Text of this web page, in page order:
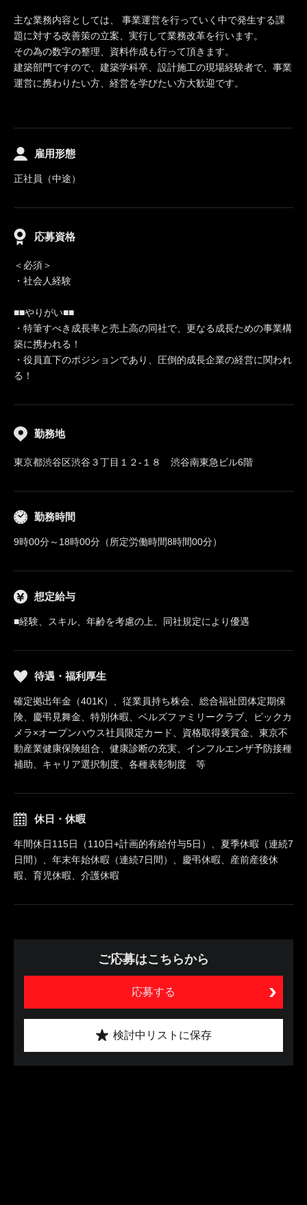
主な業務内容としては、 事業運営を行っていく中で発生する課
題に対する改善策の立案、実行して業務改革を行います。
その為の数字の整理、資料作成も行って頂きます。
建築部門ですので、建築学科卒、設計施工の現場経験者で、事業
運営に携わりたい方、経営を学びたい方大歓迎です。
雇用形態
正社員（中途）
応募資格
＜必須＞
・社会人経験
■■やりがい■■
・特筆すべき成長率と売上高の同社で、更なる成長ための事業構
築に携われる！
・役員直下のポジションであり、圧倒的成長企業の経営に関われ
る！
勤務地
東京都渋谷区渋谷３丁目１２-１８ 渋谷南東急ビル6階
勤務時間
9時00分～18時00分（所定労働時間8時間00分）
想定給与
■経験、スキル、年齢を考慮の上、同社規定により優遇
待遇・福利厚生
確定拠出年金（401K）、従業員持ち株会、総合福祉団体定期保
険、慶弔見舞金、特別休暇、ベルズファミリークラブ、ビックカ
メラ×オープンハウス社員限定カード、資格取得褒賞金、東京不
動産業健康保険組合、健康診断の充実、インフルエンザ予防接種
補助、キャリア選択制度、各種表彰制度 等
休日・休暇
年間休日115日（110日+計画的有給付与5日）、夏季休暇（連続7
日間）、年末年始休暇（連続7日間）、慶弔休暇、産前産後休
暇、育児休暇、介護休暇
ご応募はこちらから
応募する
検討中リストに保存